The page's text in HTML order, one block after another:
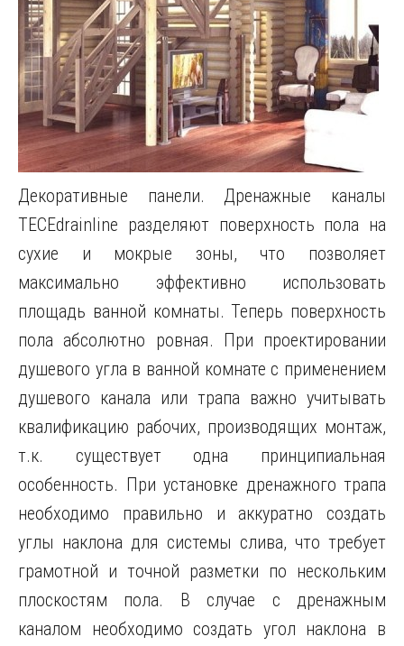
Декоративные панели. Дренажные каналы
TECEdrainline разделяют поверхность пола на
сухие и мокрые зоны, что позволяет
максимально эффективно использовать
площадь ванной комнаты. Теперь поверхность
пола абсолютно ровная. При проектировании
душевого угла в ванной комнате с применением
душевого канала или трапа важно учитывать
квалификацию рабочих, производящих монтаж,
т.к. существует одна принципиальная
особенность. При установке дренажного трапа
необходимо правильно и аккуратно создать
углы наклона для системы слива, что требует
грамотной и точной разметки по нескольким
плоскостям пола. В случае с дренажным
каналом необходимо создать угол наклона в